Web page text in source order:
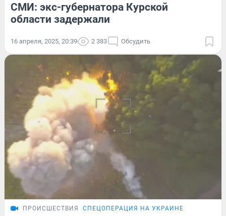
СМИ: экс-губернатора Курской
области задержали
16 апреля, 2025, 20:39 2 383 Обсудить
ПРОИСШЕСТВИЯ СПЕЦОПЕРАЦИЯ НА УКРАИНЕ